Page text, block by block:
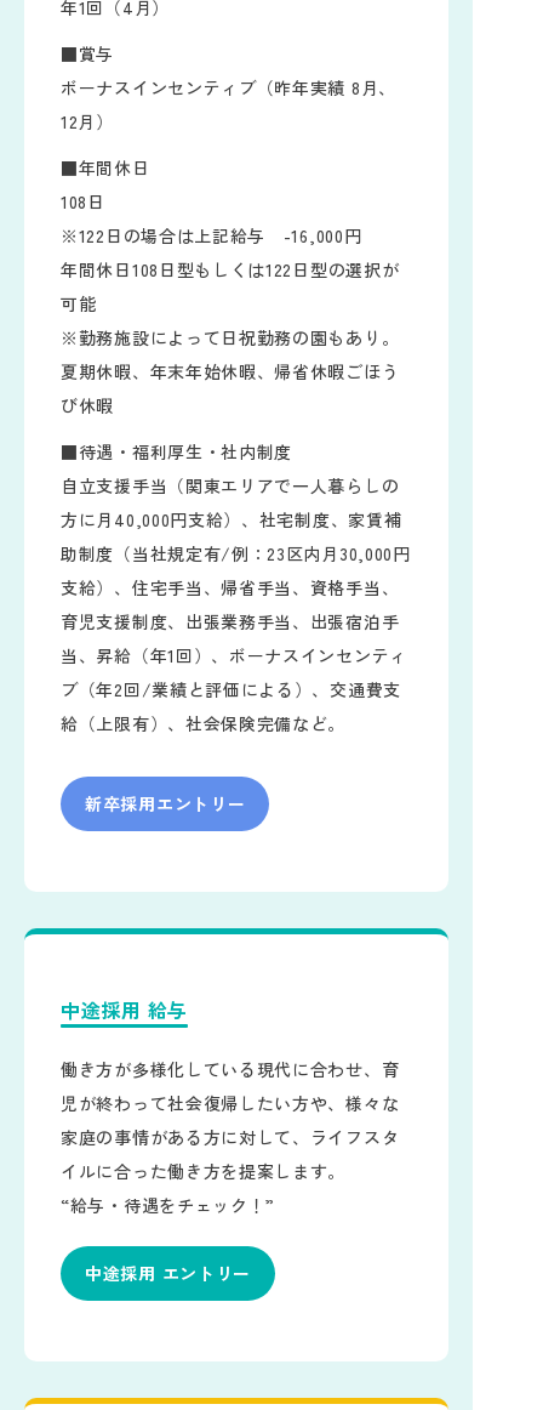
年1回（4月）
■賞与
ボーナスインセンティブ（昨年実績 8月、
12月）
■年間休日
108日
※122日の場合は上記給与 -16,000円
年間休日108日型もしくは122日型の選択が
可能
※勤務施設によって日祝勤務の園もあり。
夏期休暇、年末年始休暇、帰省休暇ごほう
び休暇
■待遇・福利厚生・社内制度
自立支援手当（関東エリアで一人暮らしの
方に月40,000円支給）、社宅制度、家賃補
助制度（当社規定有/例：23区内月30,000円
支給）、住宅手当、帰省手当、資格手当、
育児支援制度、出張業務手当、出張宿泊手
当、昇給（年1回）、ボーナスインセンティ
ブ（年2回/業績と評価による）、交通費支
給（上限有）、社会保険完備など。
新卒採用エントリー
中途採用 給与
働き方が多様化している現代に合わせ、育
児が終わって社会復帰したい方や、様々な
家庭の事情がある方に対して、ライフスタ
イルに合った働き方を提案します。
“給与・待遇をチェック！”
中途採用 エントリー